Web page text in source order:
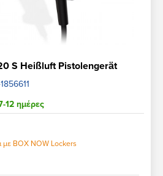
S Heißluft Pistolengerät
12 ημέρες
BOX NOW Lockers